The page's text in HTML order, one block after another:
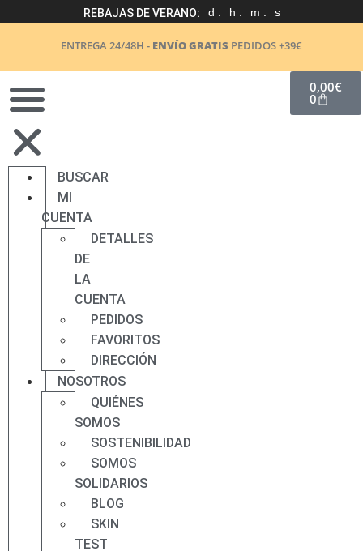
REBAJAS DE VERANO: d : h : m : s
ENTREGA 24/48H - ENVÍO GRATIS PEDIDOS +39€
BUSCAR
MI
CUENTA
DETALLES
DE
LA
CUENTA
PEDIDOS
FAVORITOS
DIRECCIÓN
NOSOTROS
QUIÉNES
SOMOS
SOSTENIBILIDAD
SOMOS
SOLIDARIOS
BLOG
SKIN
TEST
0,00€
0